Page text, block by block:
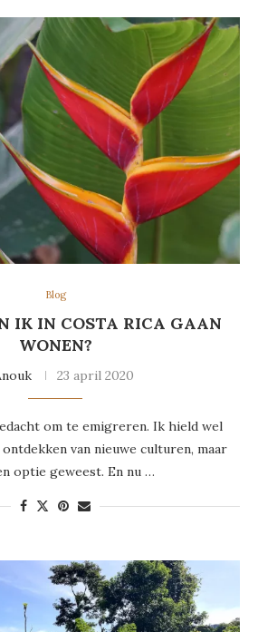
Blog
IK IN COSTA RICA GAAN
WONEN?
23 april 2020
om te emigreren. Ik hield wel
van nieuwe culturen, maar
optie geweest. En nu …